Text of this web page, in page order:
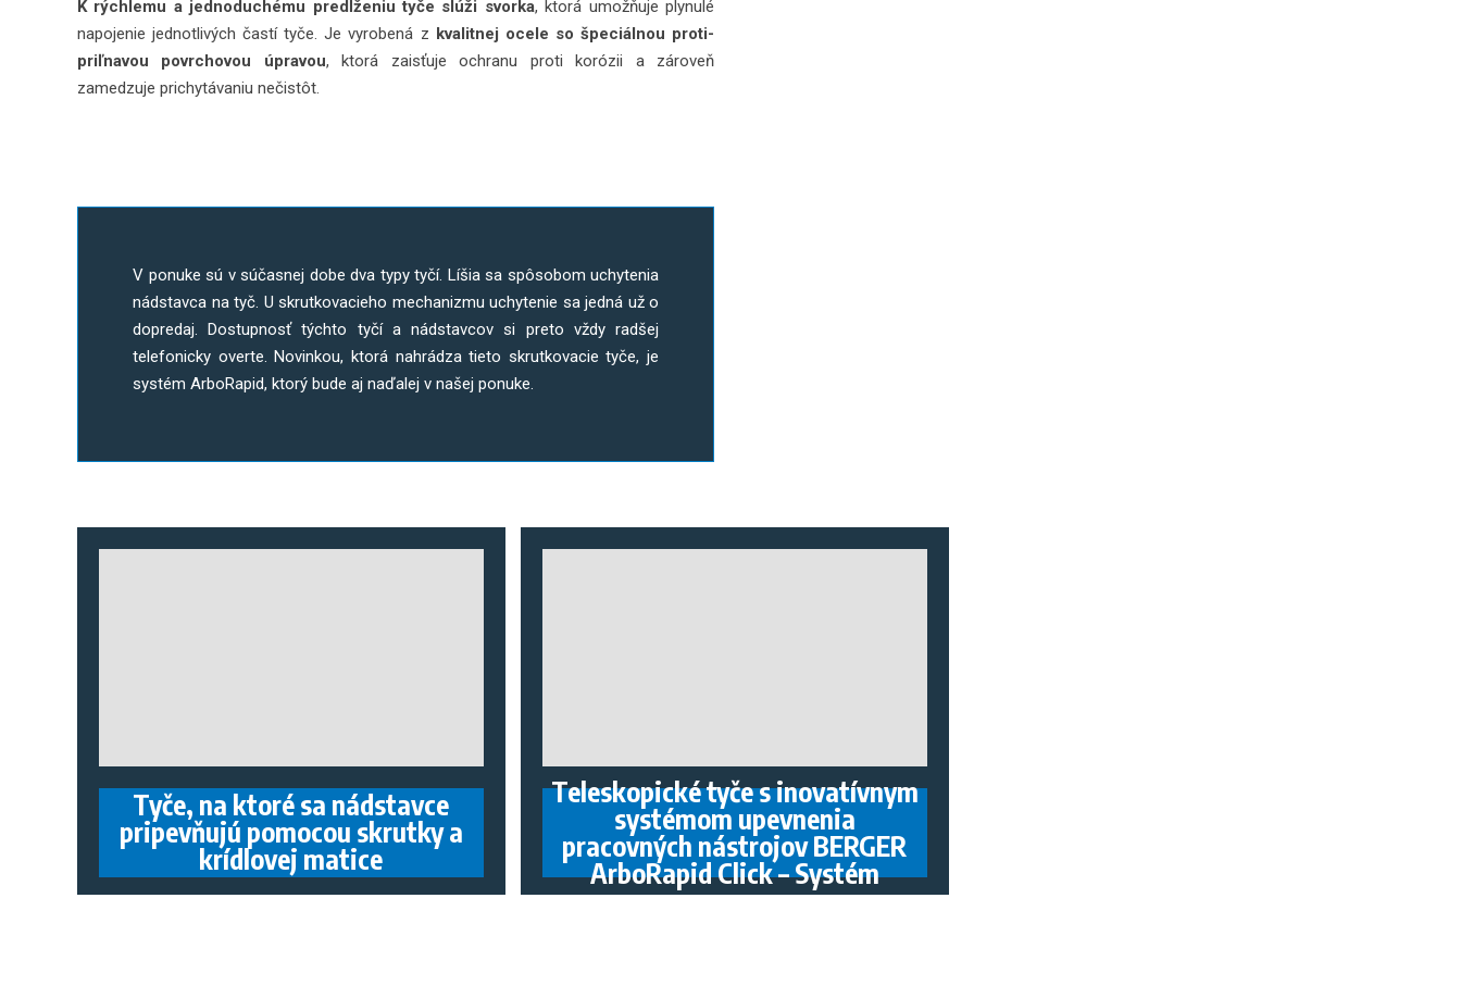
K rýchlemu a jednoduchému predĺženiu tyče slúži svorka, ktorá umožňuje plynulé
napojenie jednotlivých častí tyče. Je vyrobená z kvalitnej ocele so špeciálnou proti-
priľnavou povrchovou úpravou, ktorá zaisťuje ochranu proti korózii a zároveň
zamedzuje prichytávaniu nečistôt.
V ponuke sú v súčasnej dobe dva typy tyčí. Líšia sa spôsobom uchytenia
nádstavca na tyč. U skrutkovacieho mechanizmu uchytenie sa jedná už o
dopredaj. Dostupnosť týchto tyčí a nádstavcov si preto vždy radšej
telefonicky overte. Novinkou, ktorá nahrádza tieto skrutkovacie tyče, je
systém ArboRapid, ktorý bude aj naďalej v našej ponuke.
Tyče, na ktoré sa nádstavce
pripevňujú pomocou skrutky a
krídlovej matice
Teleskopické tyče s inovatívnym
systémom upevnenia
pracovných nástrojov BERGER
ArboRapid Click – Systém